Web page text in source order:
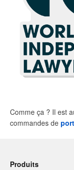
Comme ça ? Il est
commandes de
Produits